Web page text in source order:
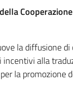
Cooperazione
la diffusione di
alla
la promozione